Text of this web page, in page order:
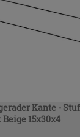
Kante -
15x30x4